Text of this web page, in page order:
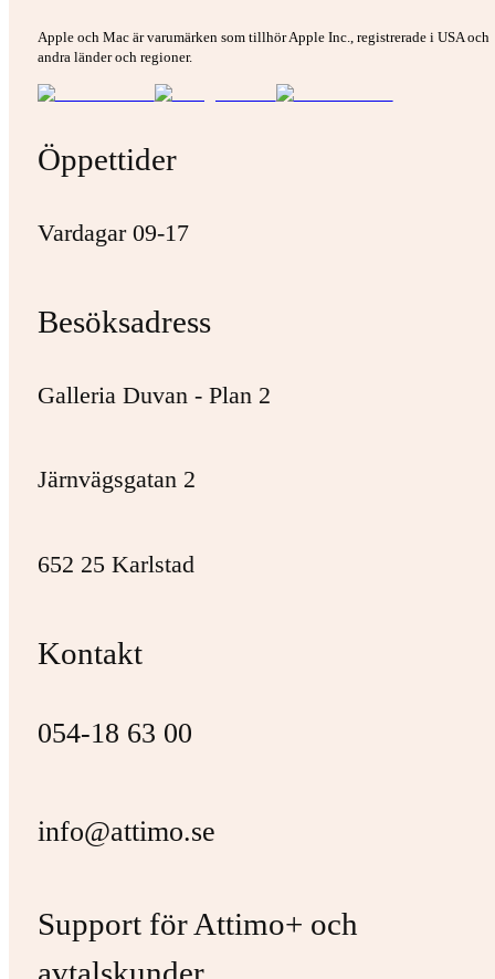
Apple och Mac är varumärken som tillhör Apple Inc., registrerade i USA och
andra länder och regioner.
Öppettider
Vardagar 09-17
Besöksadress
Galleria Duvan - Plan 2
Järnvägsgatan 2
652 25 Karlstad
Kontakt
054-18 63 00
info@attimo.se
Support för Attimo+ och
avtalskunder